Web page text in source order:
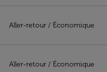
Aller-retour / Économique
Aller-retour / Économique